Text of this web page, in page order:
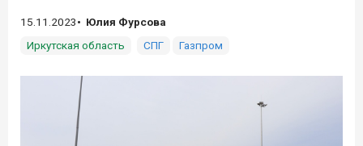
15.11.2023
Юлия Фурсова
Иркутская область
СПГ Газпром